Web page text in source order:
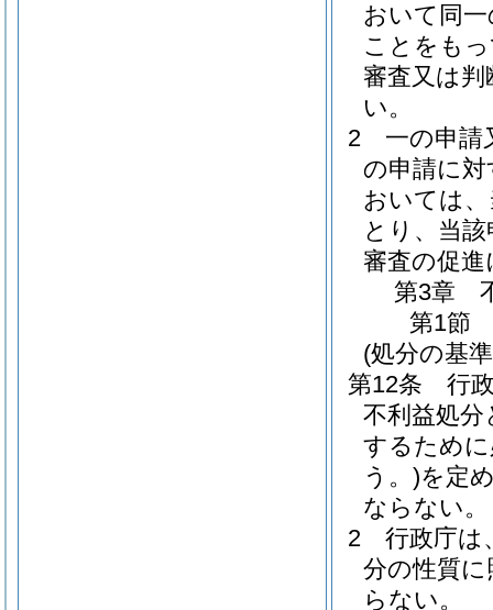
おいて同
ことをも
審査又は
い。
2
一の申請
の申請に
おいては
とり、当
審査の促
第3章
第1節
(処分の基
第12条
行
不利益処
するため
う。)を定
ならない。
2
行政庁は
分の性質
らない。